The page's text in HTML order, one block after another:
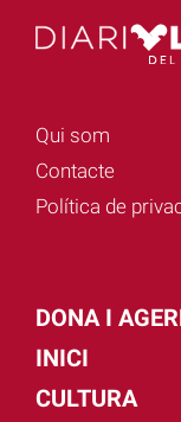
Qui som
Contacte
Política de
DONA I
INICI
CULTURA